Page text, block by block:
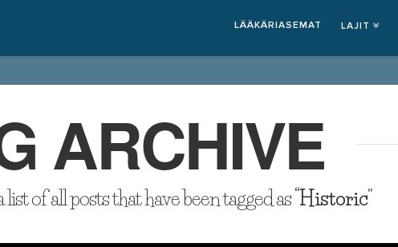
LÄÄKÄRIASEMAT LAJIT
ARCHIVE
of all posts that have been tagged as“Historic”